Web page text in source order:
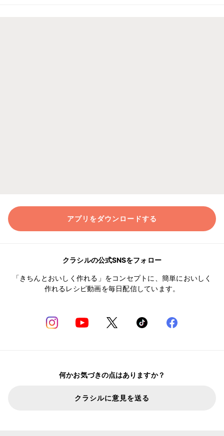
アプリをダウンロードする
クラシルの公式SNSをフォロー
「きちんとおいしく作れる」をコンセプトに、簡単においしく
作れるレシピ動画を毎日配信しています。
何かお気づきの点はありますか？
クラシルに意見を送る